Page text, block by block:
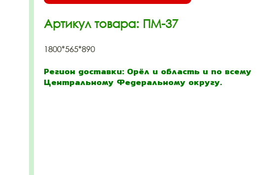
Артикул товара: ПМ-37
1800*565*890
Регион доставки: Орёл и область и по всему
Центральному Федеральному округу.